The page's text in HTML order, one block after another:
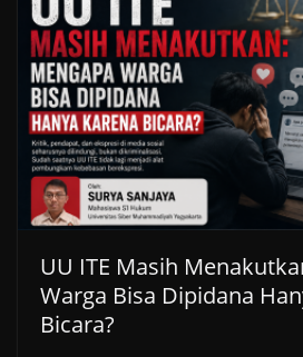
UU ITE Masih
Warga Bisa Dipidana
Bicara?